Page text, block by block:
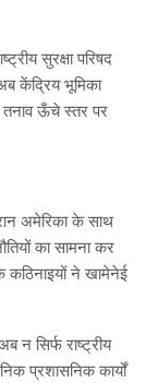
सुरक्षा परिषद
केंद्रिय भूमिका
ऊँचे स्तर पर
अमेरिका के साथ
का सामना कर
कठिनाइयों ने खामेनेई
न सिर्फ राष्ट्रीय
प्रशासनिक कार्यों